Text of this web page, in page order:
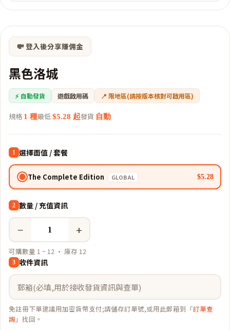
💸 登入後分享賺佣金
黑色洛城
⚡ 自動發貨 遊戲啟用碼 📍 限地區(請按版本核對可啟用區)
規格 1 種最低$5.28 起發貨 自動
1 選擇面值 / 套餐
The Complete Edition GLOBAL $5.28
2 數量 / 充值資訊
− +
可購數量 1 ~ 12 · 庫存 12
3 收件資訊
免註冊下單建議用加密貨幣支付;請儲存訂單號,或用此郵箱到「訂單查
詢 」找回。